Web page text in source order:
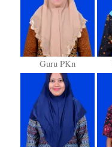
Guru PKn